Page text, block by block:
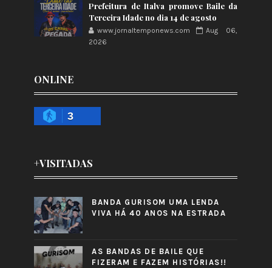
Prefeitura de Italva promove Baile da
Terceira Idade no dia 14 de agosto
www.jornaltemponews.com
Aug 06,
2026
ONLINE
3
+VISITADAS
BANDA GURISOM UMA LENDA
VIVA HÁ 40 ANOS NA ESTRADA
AS BANDAS DE BAILE QUE
FIZERAM E FAZEM HISTÓRIAS!!